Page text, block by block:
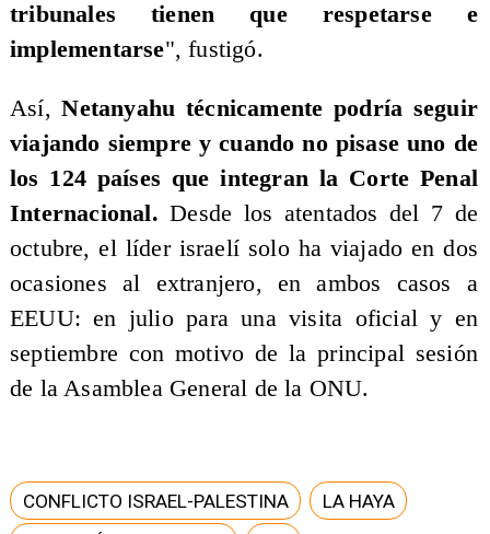
tribunales tienen que respetarse e
implementarse", fustigó.
​Así,Netanyahu técnicamente podría seguir
viajando siempre y cuando no pisase uno de
los 124 países que integran la Corte Penal
Internacional. Desde los atentados del 7 de
octubre, el líder israelí solo ha viajado en dos
ocasiones al extranjero, en ambos casos a
EEUU: en julio para una visita oficial y en
septiembre con motivo de la principal sesión
de la Asamblea General de la ONU.
CONFLICTO ISRAEL-PALESTINA
LA HAYA